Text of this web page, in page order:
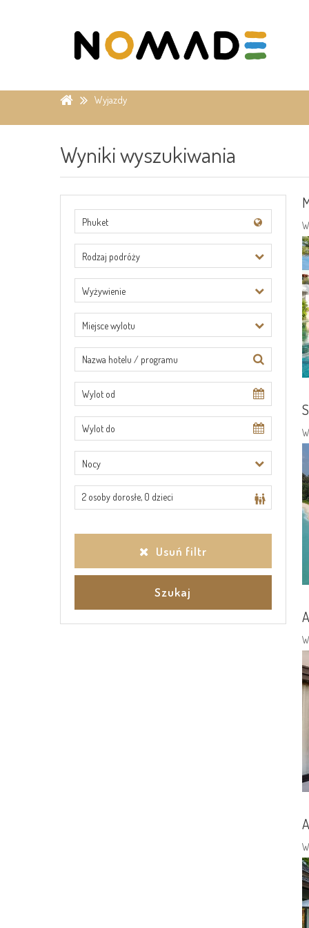
Wyjazdy
Wyniki wyszukiwania
Phuket
Rodzaj podróży
Wyżywienie
Miejsce wylotu
Nocy
2 osoby dorosłe, 0 dzieci
Usuń filtr